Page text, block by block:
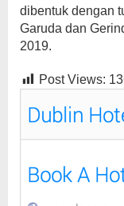
dibentuk dengan
Garuda dan
2019.
Post Views: